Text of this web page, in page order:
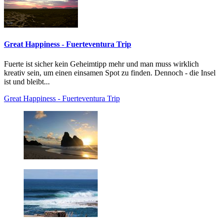
Great Happiness - Fuerteventura Trip
Fuerte ist sicher kein Geheimtipp mehr und man muss wirklich
kreativ sein, um einen einsamen Spot zu finden. Dennoch - die Insel
ist und bleibt...
Great Happiness - Fuerteventura Trip